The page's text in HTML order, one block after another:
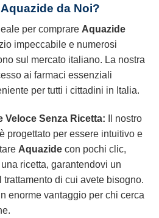
da Noi?
per comprare Aquazide
impeccabile e numerosi
sul mercato italiano. La nostra
ai farmaci essenziali
per tutti i cittadini in Italia.
Veloce Senza Ricetta: Il nostro
progettato per essere intuitivo e
Aquazidecon pochi clic,
ricetta, garantendovi un
di cui avete bisogno.
enorme vantaggio per chi cerca